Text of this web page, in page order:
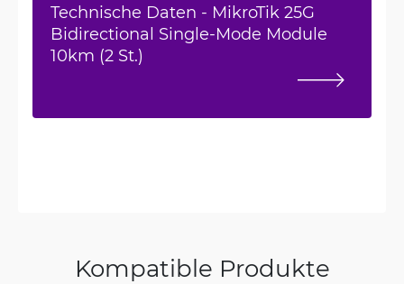
Technische Daten - MikroTik 25G
Bidirectional Single-Mode Module
10km (2 St.)
Kompatible Produkte